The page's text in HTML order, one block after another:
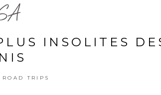
INSOLITES
ROAD TRIPS